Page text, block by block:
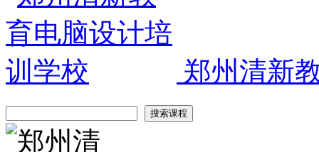
郑州清新